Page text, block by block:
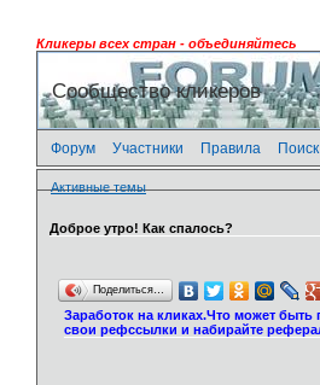
Кликеры всех стран - объединяйтесь
Сообщество кликеров
Форум Участники Правила Поиск
Активные темы
Доброе утро! Как спалось?
Поделиться…
Заработок на кликах.Что может
свои рефссылки и набирайте